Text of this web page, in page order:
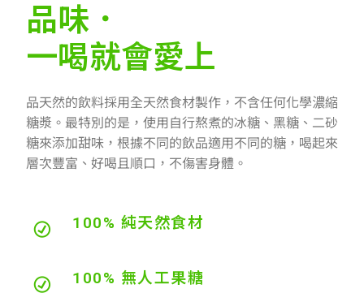
品味．
一喝就會愛上
品天然的飲料採用全天然食材製作，不含任何化學濃縮
糖漿。最特別的是，使用自行熬煮的冰糖、黑糖、二砂
糖來添加甜味，根據不同的飲品適用不同的糖，喝起來
層次豐富、好喝且順口，不傷害身體。
100% 純天然食材
100% 無人工果糖